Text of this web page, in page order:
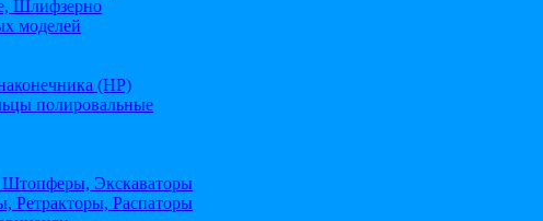
Шлифзерно
моделей
(НР)
полировальные
Экскаваторы
Ретракторы, Распаторы